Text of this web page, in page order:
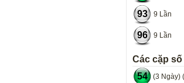
93 9 Lần
96 9 Lần
Các cặp
54
(3 Ngày)